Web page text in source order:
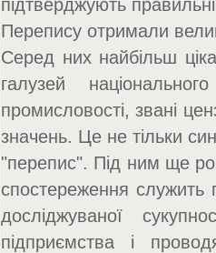
підтверджують
Перепису отримали
Серед них найбільш
галузей
промисловості, звані
значень. Це не тільки
"перепис". Під ним ще
спостереження служить
досліджуваної
підприємства і